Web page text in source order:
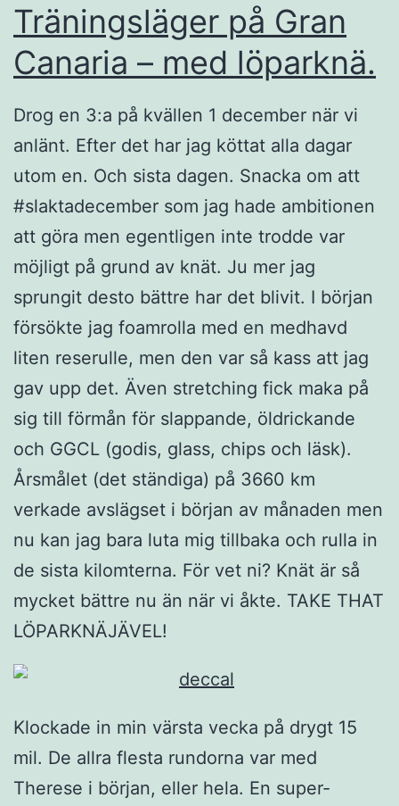
Träningsläger på Gran
Canaria – med löparknä.
Drog en 3:a på kvällen 1 december när vi
anlänt. Efter det har jag köttat alla dagar
utom en. Och sista dagen. Snacka om att
#slaktadecember som jag hade ambitionen
att göra men egentligen inte trodde var
möjligt på grund av knät. Ju mer jag
sprungit desto bättre har det blivit. I början
försökte jag foamrolla med en medhavd
liten reserulle, men den var så kass att jag
gav upp det. Även stretching fick maka på
sig till förmån för slappande, öldrickande
och GGCL (godis, glass, chips och läsk).
Årsmålet (det ständiga) på 3660 km
verkade avslägset i början av månaden men
nu kan jag bara luta mig tillbaka och rulla in
de sista kilomterna. För vet ni? Knät är så
mycket bättre nu än när vi åkte. TAKE THAT
LÖPARKNÄJÄVEL!
Klockade in min värsta vecka på drygt 15
mil. De allra flesta rundorna var med
Therese i början, eller hela. En super-